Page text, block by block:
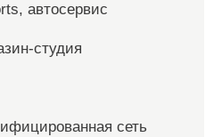
автосервис
студия
сеть